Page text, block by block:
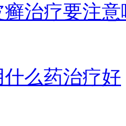
癣治疗要注
么药治疗好